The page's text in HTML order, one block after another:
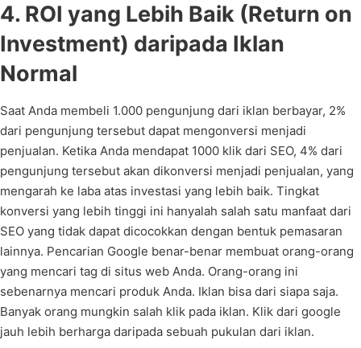
4. ROI yang Lebih Baik (Return on
Investment) daripada Iklan
Normal
Saat Anda membeli 1.000 pengunjung dari iklan berbayar, 2%
dari pengunjung tersebut dapat mengonversi menjadi
penjualan. Ketika Anda mendapat 1000 klik dari SEO, 4% dari
pengunjung tersebut akan dikonversi menjadi penjualan, yang
mengarah ke laba atas investasi yang lebih baik. Tingkat
konversi yang lebih tinggi ini hanyalah salah satu manfaat dari
SEO yang tidak dapat dicocokkan dengan bentuk pemasaran
lainnya. Pencarian Google benar-benar membuat orang-orang
yang mencari tag di situs web Anda. Orang-orang ini
sebenarnya mencari produk Anda. Iklan bisa dari siapa saja.
Banyak orang mungkin salah klik pada iklan. Klik dari google
jauh lebih berharga daripada sebuah pukulan dari iklan.